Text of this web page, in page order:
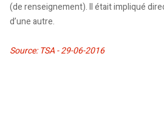
(de renseignement). Il était impliqué
d’une autre.
Source: TSA - 29-06-2016